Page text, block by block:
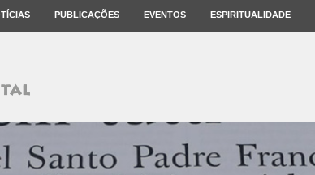
PUBLICAÇÕES EVENTOS ESPIRITUALIDADE